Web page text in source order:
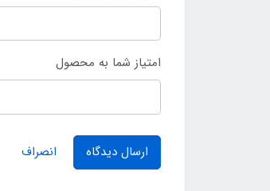
امتیاز شما به محصول
ارسال دیدگاه انصراف